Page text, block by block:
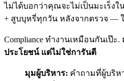
ไม่ได้บอกว่าคุณจะไม่เป็นมะเร็ง
+ สูบบุหรี่ทุกวัน หลังจากตรวจ —
Compliance ทำงานเหมือนกันเป๊ะ
ประโยชน์ แต่ไม่ใช่การันตี
มุมผู้บริหาร: คำถามที่ผู้บริห